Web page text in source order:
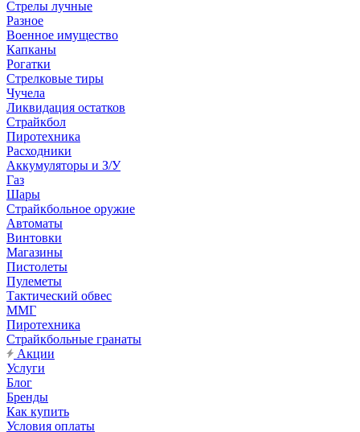
Стрелы лучные
Разное
Военное имущество
Капканы
Рогатки
Стрелковые тиры
Чучела
Ликвидация остатков
Страйкбол
Пиротехника
Расходники
Аккумуляторы и З/У
Газ
Шары
Страйкбольное оружие
Автоматы
Винтовки
Магазины
Пистолеты
Пулеметы
Тактический обвес
ММГ
Пиротехника
Страйкбольные гранаты
Акции
Услуги
Блог
Бренды
Как купить
Условия оплаты